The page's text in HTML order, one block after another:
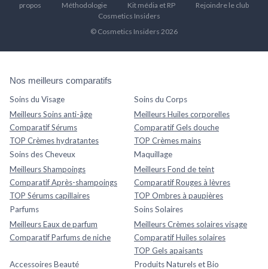
propos
Méthodologie Kit média et RP
Rejoindre le club
Cosmetics Insiders
© Cosmetics Insiders 2026
Nos meilleurs comparatifs
Soins du Visage
Meilleurs Soins anti-âge
Comparatif Sérums
TOP Crèmes hydratantes
Soins du Corps
Meilleurs Huiles corporelles
Comparatif Gels douche
TOP Crèmes mains
Soins des Cheveux
Meilleurs Shampoings
Comparatif Après-shampoings
TOP Sérums capillaires
Maquillage
Meilleurs Fond de teint
Comparatif Rouges à lèvres
TOP Ombres à paupières
Parfums
Meilleurs Eaux de parfum
Comparatif Parfums de niche
Soins Solaires
Meilleurs Crèmes solaires visage
Comparatif Huiles solaires
TOP Gels apaisants
Accessoires Beauté
Produits Naturels et Bio